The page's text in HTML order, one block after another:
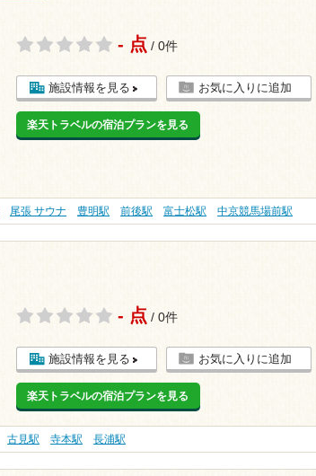
- 点 / 0件
施設情報を見る お気に入りに追加
楽天トラベルの宿泊プランを見る
尾張 サウナ 豊明駅 前後駅 富士松駅 中京競馬場前駅
- 点 / 0件
施設情報を見る お気に入りに追加
楽天トラベルの宿泊プランを見る
古見駅 寺本駅 長浦駅